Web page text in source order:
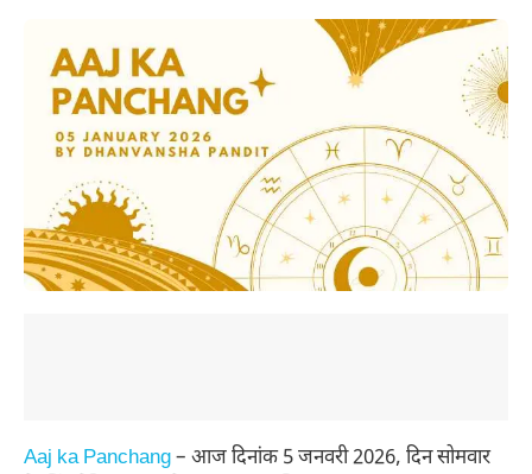
Aaj ka Panchang– आज दिनांक 5 जनवरी 2026, दिन सोमवार